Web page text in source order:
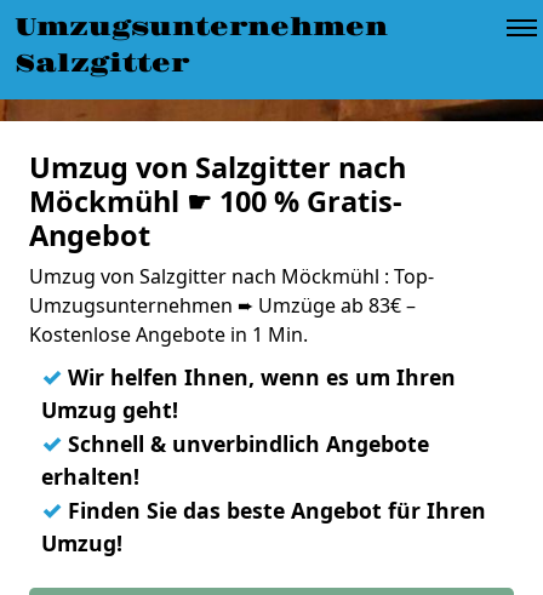
Umzugsunternehmen
Salzgitter
Umzug von Salzgitter nach
Möckmühl ☛ 100 % Gratis-
Angebot
Umzug von Salzgitter nach Möckmühl : Top-
Umzugsunternehmen ➨ Umzüge ab 83€ –
Kostenlose Angebote in 1 Min.
✓ Wir helfen Ihnen, wenn es um Ihren
Umzug geht!
✓ Schnell & unverbindlich Angebote
erhalten!
✓ Finden Sie das beste Angebot für Ihren
Umzug!